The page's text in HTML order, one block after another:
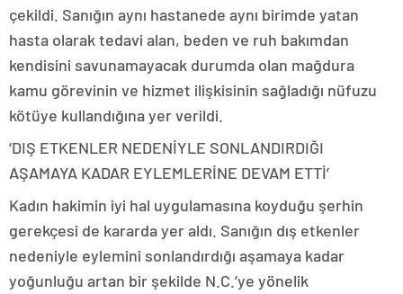
çekildi. Sanığın aynı hastanede aynı birimde yatan
hasta olarak tedavi alan, beden ve ruh bakımdan
kendisini savunamayacak durumda olan mağdura
kamu görevinin ve hizmet ilişkisinin sağladığı nüfuzu
kötüye kullandığına yer verildi.
‘DIŞ ETKENLER NEDENİYLE SONLANDIRDIĞI
AŞAMAYA KADAR EYLEMLERİNE DEVAM ETTİ’
Kadın hakimin iyi hal uygulamasına koyduğu şerhin
gerekçesi de kararda yer aldı. Sanığın dış etkenler
nedeniyle eylemini sonlandırdığı aşamaya kadar
yoğunluğu artan bir şekilde N.C.’ye yönelik